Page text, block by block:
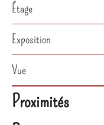
Étage
Exposition
Vue
Proximités